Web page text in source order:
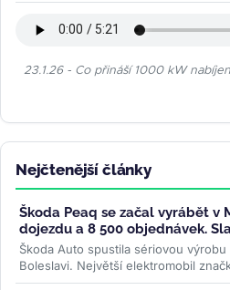
23.1.26 - Co přináší 1000 kW
Nejčtenější články
Škoda Peaq se začal vyrábět v
dojezdu a 8 500 objednávek.
Škoda Auto spustila sériovou
Boleslavi. Největší elektromobil
lince jako Enyaq a...>>